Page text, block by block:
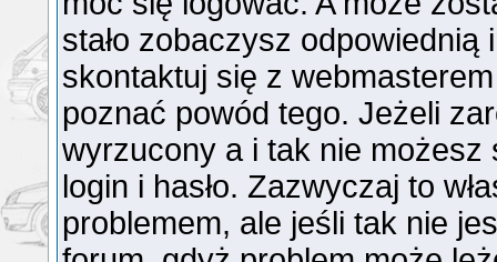
stało zobaczysz
skontaktuj się z
poznać powód tego. Jeżeli
wyrzucony a i tak nie
login i hasło. Zazwyczaj to
problemem, ale jeśli tak nie